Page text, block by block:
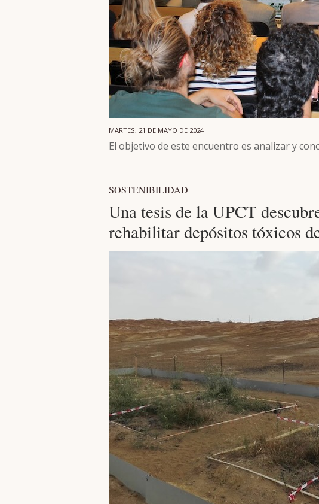
MARTES, 21 DE MAYO DE 2024
El objetivo de este encuentro es analizar y
SOSTENIBILIDAD
Una tesis de la UPCT
rehabilitar depósitos tóxicos